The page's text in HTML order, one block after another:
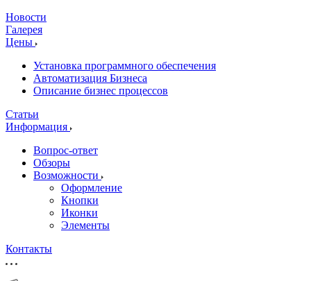
Новости
Галерея
Цены
Установка программного обеспечения
Автоматизация Бизнеса
Описание бизнес процессов
Статьи
Информация
Вопрос-ответ
Обзоры
Возможности
Оформление
Кнопки
Иконки
Элементы
Контакты